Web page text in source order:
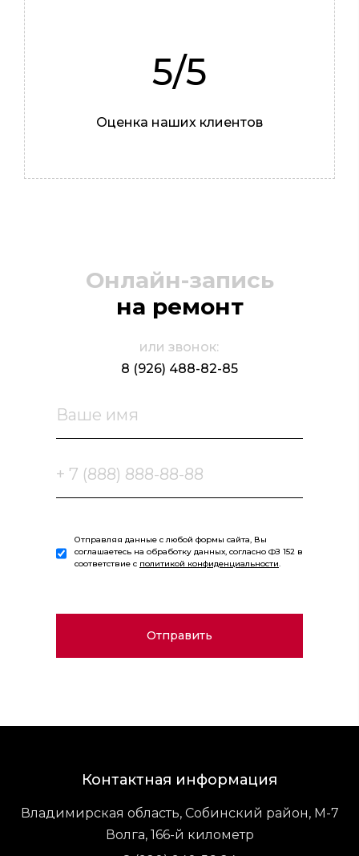
5/5
Оценка наших клиентов
Онлайн-запись
на ремонт
или звонок:
8 (926) 488-82-85
Отправляя данные с любой формы сайта, Вы
соглашаетесь на обработку данных, согласно ФЗ 152 в
соответствие с политикой конфиденциальности.
Контактная информация
Владимирская область, Собинский район, М-7
Волга, 166-й километр